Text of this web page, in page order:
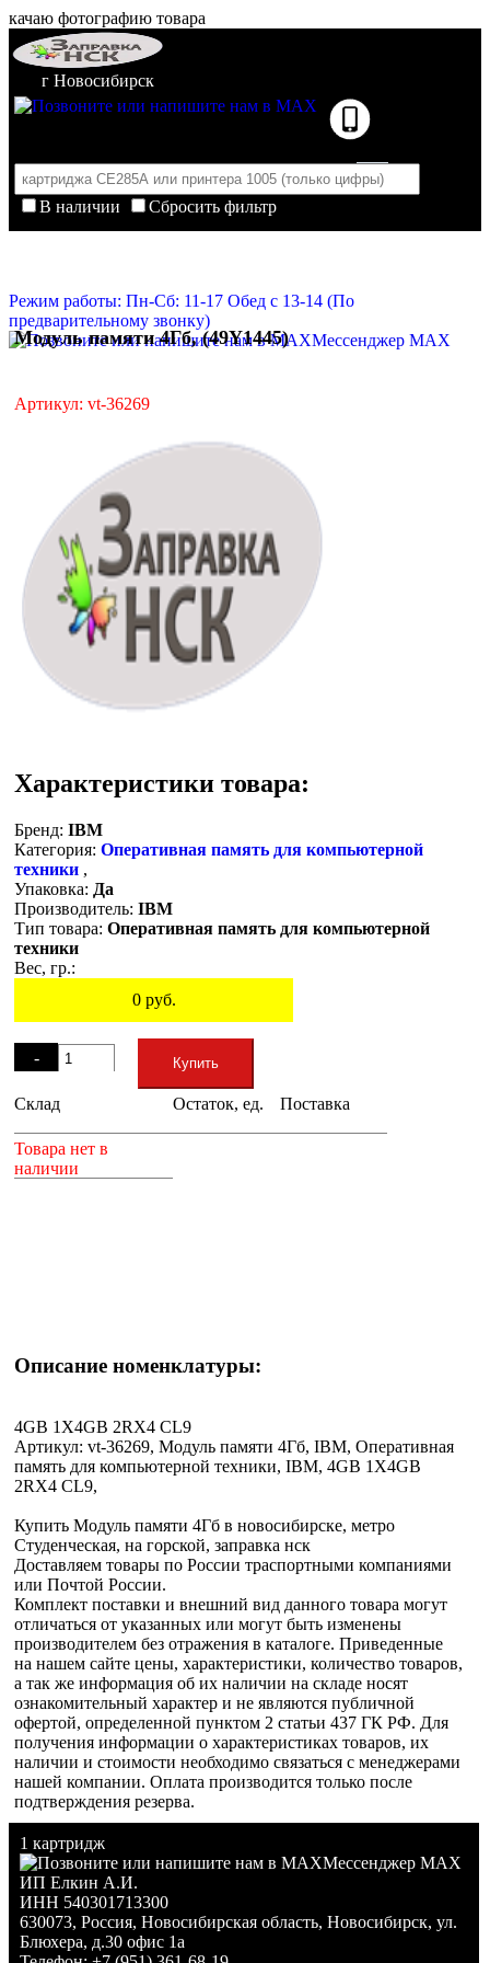
качаю фотографию товара
г Новосибирск
В наличии
Сбросить фильтр
Корзина пуста
Режим работы: Пн-Сб: 11-17 Обед с 13-14 (По
предварительному звонку)
Мессенджер MAX
Модуль памяти 4Гб, (49Y1445)
Артикул: vt-36269
Характеристики товара:
Бренд: IBM
Категория: Оперативная память для компьютерной
техники ,
Упаковка: Да
Производитель: IBM
Тип товара: Оперативная память для компьютерной
техники
Вес, гр.:
0руб.
-
+
Купить
Склад Остаток, ед. Поставка
Товара нет в
наличии
Описание номенклатуры:
4GB 1X4GB 2RX4 CL9
Артикул: vt-36269, Модуль памяти 4Гб, IBM, Оперативная
память для компьютерной техники, IBM, 4GB 1X4GB
2RX4 CL9,
Купить Модуль памяти 4Гб в новосибирске, метро
Студенческая, на горской, заправка нск
Доставляем товары по России траспортными компаниями
или Почтой России.
Комплект поставки и внешний вид данного товара могут
отличаться от указанных или могут быть изменены
производителем без отражения в каталоге. Приведенные
на нашем сайте цены, характеристики, количество товаров,
а так же информация об их наличии на складе носят
ознакомительный характер и не являются публичной
офертой, определенной пунктом 2 статьи 437 ГК РФ. Для
получения информации о характеристиках товаров, их
наличии и стоимости необходимо связаться с менеджерами
нашей компании. Оплата производится только после
подтверждения резерва.
1 картридж
Мессенджер MAX
ИП Елкин А.И.
ИНН 540301713300
630073, Россия, Новосибирская область, Новосибирск, ул.
Блюхера, д.30 офис 1а